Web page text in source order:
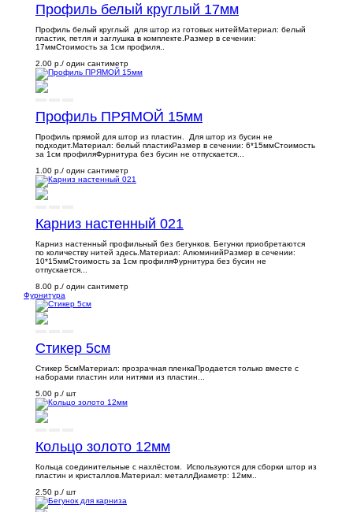
Профиль белый круглый 17мм
Профиль белый круглый для штор из готовых нитейМатериал: белый
пластик, петля и заглушка в комплекте.Размер в сечении:
17ммСтоимость за 1см профиля..
2.00 р. / один сантиметр
Профиль ПРЯМОЙ 15мм
Профиль прямой для штор из пластин. Для штор из бусин не
подходит.Материал: белый пластикРазмер в сечении: 6*15ммСтоимость
за 1см профиляФурнитура без бусин не отпускается...
1.00 р. / один сантиметр
Карниз настенный 021
Карниз настенный профильный без бегунков. Бегунки приобретаются
по количеству нитей здесь.Материал: АлюминийРазмер в сечении:
10*15ммСтоимость за 1см профиляФурнитура без бусин не
отпускается...
8.00 р. / один сантиметр
Фурнитура
Стикер 5см
Стикер 5смМатериал: прозрачная пленкаПродается только вместе с
наборами пластин или нитями из пластин...
5.00 р. / шт
Кольцо золото 12мм
Кольца соединительные с нахлёстом. Используются для сборки штор из
пластин и кристаллов.Материал: металлДиаметр: 12мм..
2.50 р. / шт